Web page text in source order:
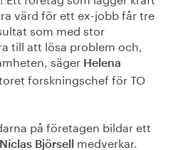
värd för ett ex-jobb får tre
som med stor
till att lösa problem och,
säger Helena
forskningschef för TO
på företagen bildar ett
Niclas Björsell
medverkar.